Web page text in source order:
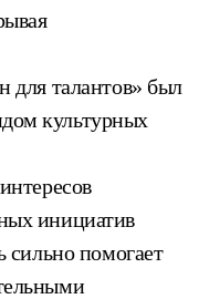
для талантов» был
культурных
инициатив
сильно помогает